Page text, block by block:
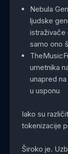
Nebula
ljudske
istraživače
samo ono
umetnika
unapred
u usponu
Iako su
tokenizacije
Široko je.